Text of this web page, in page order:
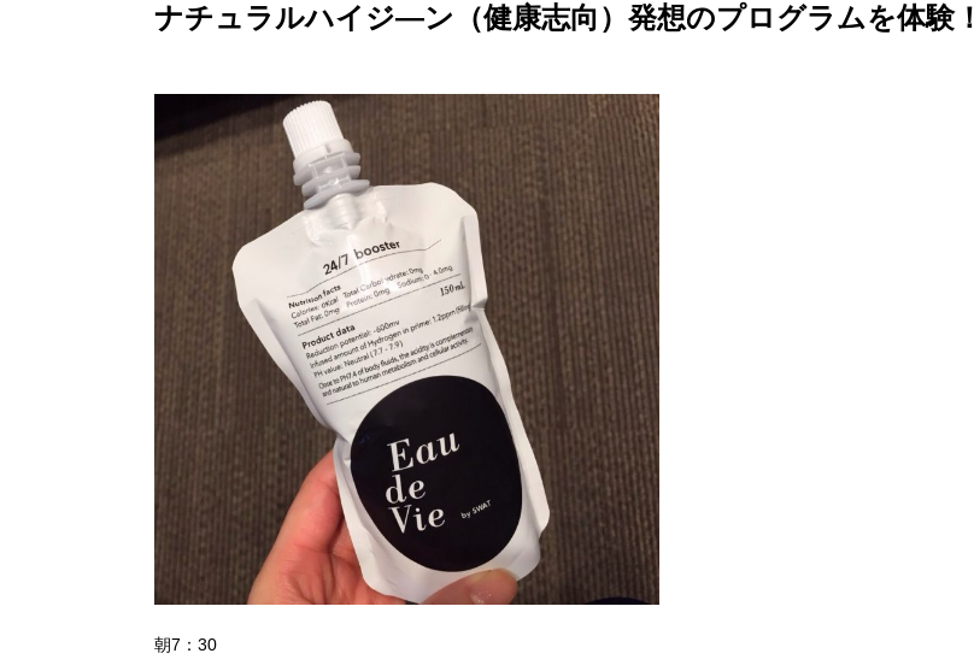
ナチュラルハイジ―ン（健康志向）発想のプログラムを体験！
朝7：30